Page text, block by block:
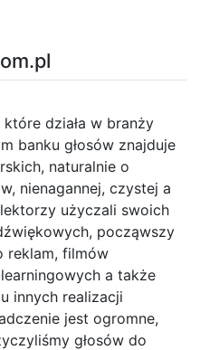
działa w branży
banku głosów znajduje
naturalnie o
nienagannej, czystej a
użyczali swoich
począwszy
reklam, filmów
a także
innych realizacji
jest ogromne,
głosów do